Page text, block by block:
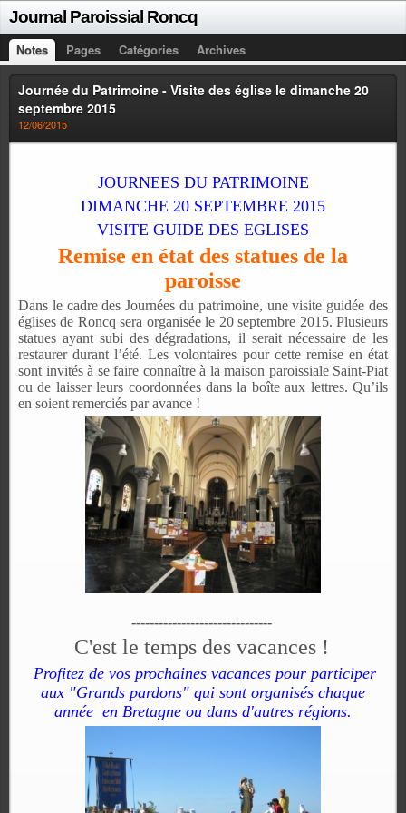
Journal Paroissial Roncq
Notes Pages Catégories Archives
Journée du Patrimoine - Visite des église le dimanche 20
septembre 2015
12/06/2015
JOURNEES DU PATRIMOINE
DIMANCHE 20 SEPTEMBRE 2015
VISITE GUIDE DES EGLISES
Remise en état des statues de la
paroisse
Dans le cadre des Journées du patrimoine, unevisite guidée des
églises de Roncq sera organiséele 20 septembre 2015. Plusieurs
statues ayant subides dégradations, il serait nécessaire de les
restaurer durant l’été. Les volontaires pour cette remise en état
sont invités à se faire connaître à la maison paroissiale Saint-Piat
ou de laisser leurs coordonnées dans la boîte aux lettres. Qu’ils
en soient remerciés par avance !
-------------------------------
C'est le temps des vacances !
Profitez de vos prochaines vacances pour participer
aux "Grands pardons" qui sont organisés chaque
année en Bretagne ou dans d'autres régions.